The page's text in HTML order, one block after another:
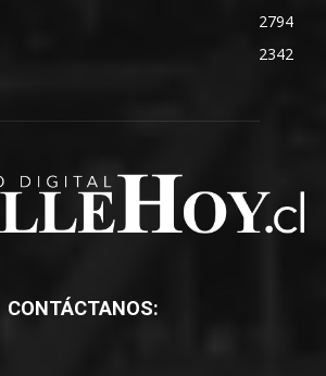
2794
2342
CONTÁCTANOS: